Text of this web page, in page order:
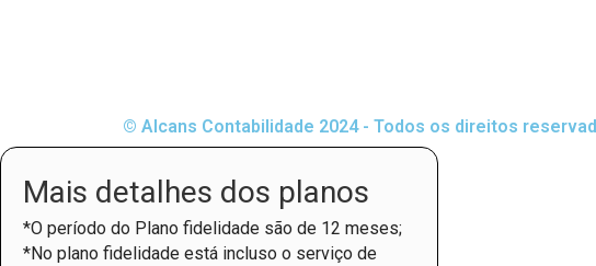
© Alcans Contabilidade 2024 - Todos os direitos
Mais detalhes dos planos
*O período do Plano fidelidade são de 12 meses;
*No plano fidelidade está incluso o serviço de